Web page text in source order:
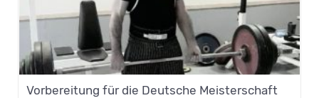
Vorbereitung für die Deutsche Meisterschaft